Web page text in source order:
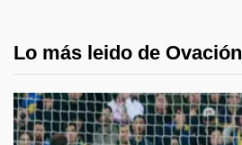
Lo más leido de Ovación